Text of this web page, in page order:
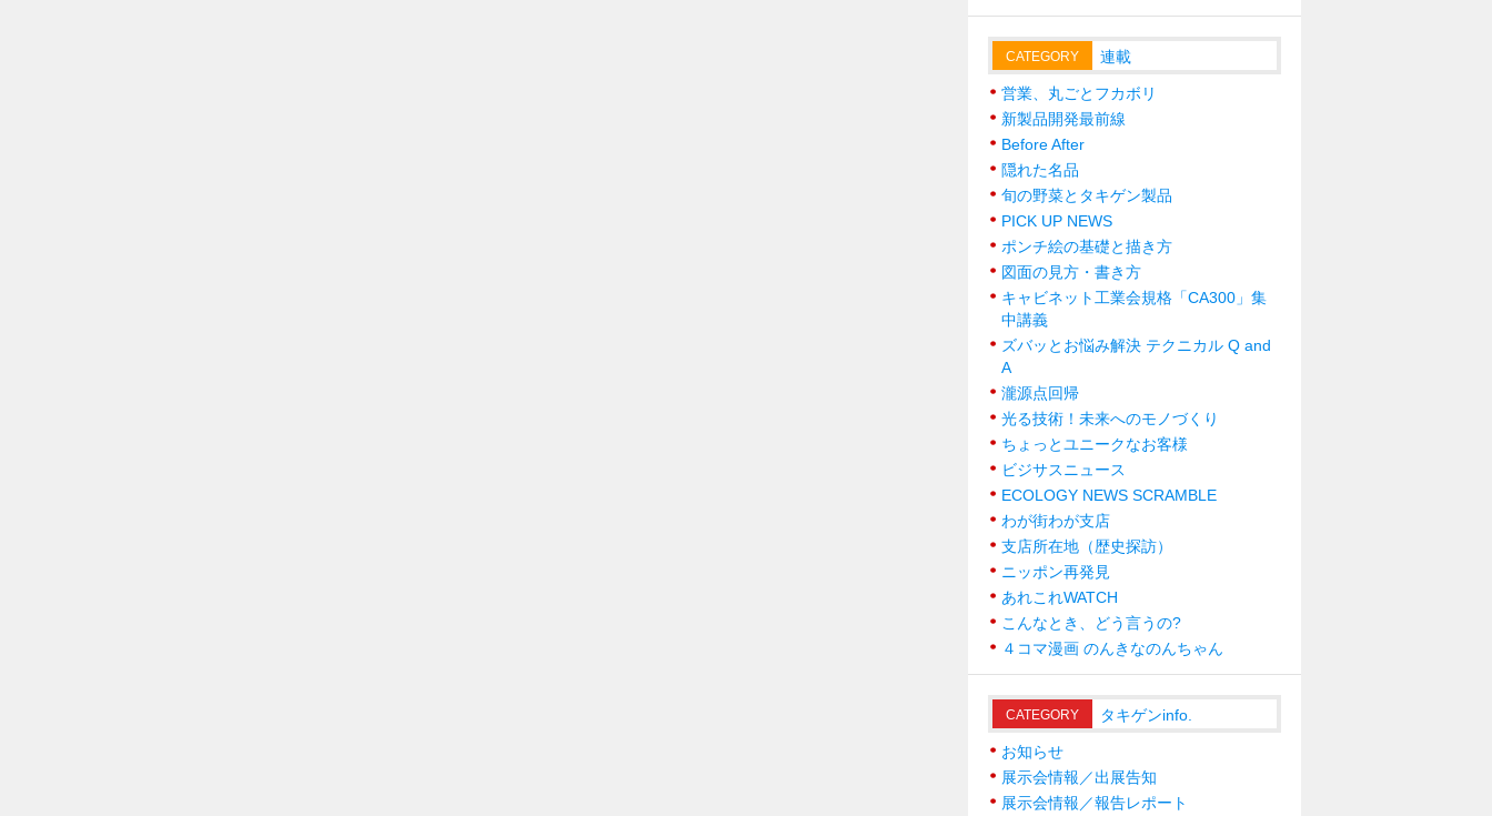
CATEGORY 連載
営業、丸ごとフカボリ
新製品開発最前線
Before After
隠れた名品
旬の野菜とタキゲン製品
PICK UP NEWS
ポンチ絵の基礎と描き方
図面の見方・書き方
キャビネット工業会規格「CA300」集
中講義
ズバッとお悩み解決 テクニカル Q and
A
瀧源点回帰
光る技術！未来へのモノづくり
ちょっとユニークなお客様
ビジサスニュース
ECOLOGY NEWS SCRAMBLE
わが街わが支店
支店所在地（歴史探訪）
ニッポン再発見
あれこれWATCH
こんなとき、どう言うの?
４コマ漫画 のんきなのんちゃん
CATEGORY タキゲンinfo.
お知らせ
展示会情報／出展告知
展示会情報／報告レポート